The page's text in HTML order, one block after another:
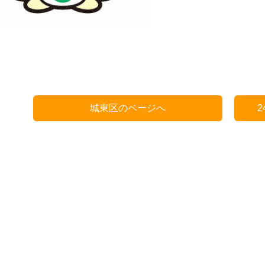
城東区のページへ